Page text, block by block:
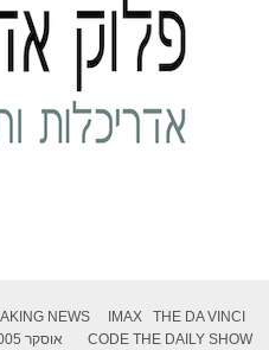
NEWS IMAX
THE DA VINCI
CODE THE DAILY SHOW אוסקר 2005